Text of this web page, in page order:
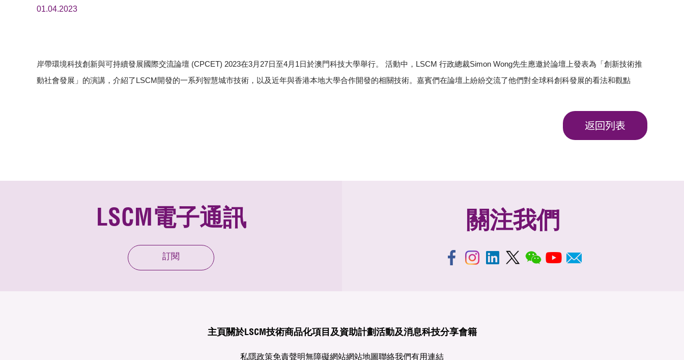
01.04.2023
岸帶環境科技創新與可持續發展國際交流論壇 (CPCET) 2023在3月27日至4月1日於澳門科技大學舉行。 活動中，LSCM 行政總裁Simon Wong先生應邀於論壇上發表為「創新技術推
動社會發展」的演講，介紹了LSCM開發的一系列智慧城市技術，以及近年與香港本地大學合作開發的相關技術。嘉賓們在論壇上紛紛交流了他們對全球科創科發展的看法和觀點
返回列表
LSCM電子通訊
訂閱
關注我們
主頁關於LSCM技術商品化項目及資助計劃活動及消息科技分享會籍
私隱政策免責聲明無障礙網站網站地圖聯絡我們有用連結